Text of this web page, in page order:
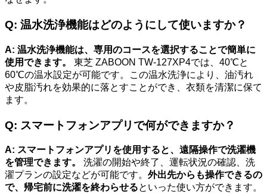
Q: 温水洗浄機能はどのようにして使いますか？
A: 温水洗浄機能は、専用のコースを選択することで簡単に
使用できます。
東芝 ZABOON TW-127XP4では、40℃と
60℃の温水設定が可能です。この温水洗浄により、油汚れ
や皮脂汚れを効果的に落とすことができ、衣類を清潔に保て
ます。
Q: スマートフォンアプリで何ができますか？
A: スマートフォンアプリを使用すると、遠隔操作で洗濯機
を管理できます。
洗濯の開始や終了、運転状況の確認、洗
濯プランの設定などが可能です。 外出先からも操作できるの
で、帰宅前に洗濯を終わらせるといった使い方ができます。